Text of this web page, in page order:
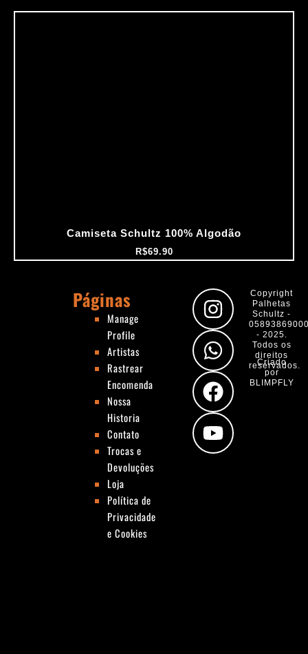
Camiseta Schultz 100% Algodão
R$69.90
Páginas
Manage
Profile
Artistas
Rastrear
Encomenda
Nossa
Historia
Contato
Trocas e
Devoluções
Loja
Política de
Privacidade
e Cookies
I
n
s
t
a
g
r
a
W
h
a
t
s
a
p
p
F
a
c
e
b
o
o
k
Y
o
u
t
u
b
e
Copyright
Palhetas
Schultz -
- 2025.
Todos os
direitos
reservados.
Criado
por
BLIMPFLY